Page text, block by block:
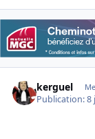
kerguel
Publication:8